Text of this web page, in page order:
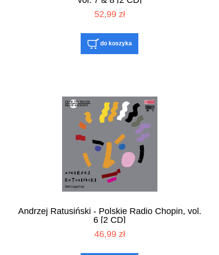
52,99 zł
do koszyka
Andrzej Ratusiński - Polskie Radio Chopin, vol.
6 [2 CD]
46,99 zł